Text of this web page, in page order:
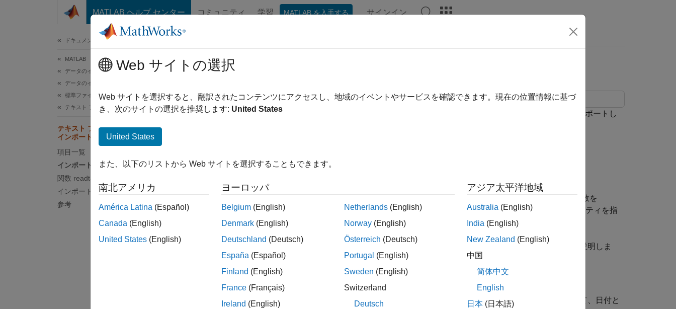
コンテンツへスキップ
MATLAB ヘルプ センター コミュニティ 学習 MATLAB を入手する サインイン
ドキュメンテーションのホーム
MATLAB
データのインポートと解析
データのインポートとエクスポート
標準ファイル形式
テキスト ファイル
テキスト ファイルからの日付と時刻の
インポート
項目一覧
インポート ツール
関数 readtable
インポート オプション
参考
テキスト ファイルからの日付と時刻のインポート
書式設定済みの日付と時刻 (
など) を列方向の表形式データから 3 つの方法でインポートし
関数を
detectImportOptions 関数とともに使用します。たとえば、 やDatetimeFormat
などのプロパティを指
定できます。
この例では、これらの各メソッドを使用して、テキスト ファイルから日付と時刻をインポートする方法を説明しま
インポート ツール
インポートツールを使用して
ファイルを開きます。各列のドロップダウン メニューを使用して、日付と
Web サイトの選択
Web サイトを選択すると、翻訳されたコンテンツにアクセスし、地域のイベントやサービスを確認できます。現在の位置情報に基づ
き、次のサイトの選択を推奨します: United States
United States
また、以下のリストから Web サイトを選択することもできます。
南北アメリカ
América Latina (Español)
Canada (English)
United States (English)
ヨーロッパ
Belgium (English)
Denmark (English)
Deutschland (Deutsch)
España (Español)
Finland (English)
France (Français)
Ireland (English)
Netherlands (English)
Norway (English)
Österreich (Deutsch)
Portugal (English)
Sweden (English)
Switzerland
Deutsch
アジア太平洋地域
Australia (English)
India (English)
New Zealand (English)
中国
简体中文
English
日本 (日本語)